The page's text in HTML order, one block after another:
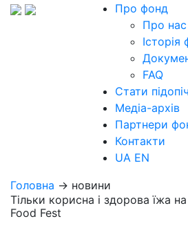
Про фонд
Про нас
Історія
FAQ
Стати
Медіа-архів
Партнери
Контакти
UA EN
Головна → новини
Тільки корисна і здорова їжа
Food Fest